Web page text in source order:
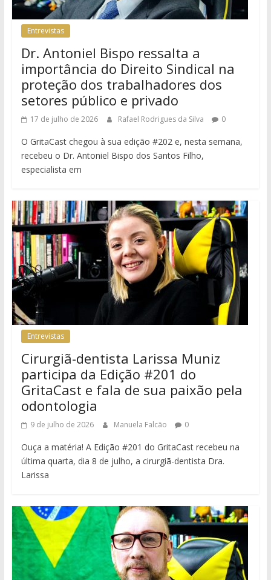
Entrevistas
Dr. Antoniel Bispo ressalta a
importância do Direito Sindical na
proteção dos trabalhadores dos
setores público e privado
17 de julho de 2026 Rafael Rodrigues da Silva 0
O GritaCast chegou à sua edição #202 e, nesta semana,
recebeu o Dr. Antoniel Bispo dos Santos Filho,
especialista em
Entrevistas
Cirurgiã-dentista Larissa Muniz
participa da Edição #201 do
GritaCast e fala de sua paixão pela
odontologia
9 de julho de 2026 Manuela Falcão 0
Ouça a matéria! A Edição #201 do GritaCast recebeu na
última quarta, dia 8 de julho, a cirurgiã-dentista Dra.
Larissa